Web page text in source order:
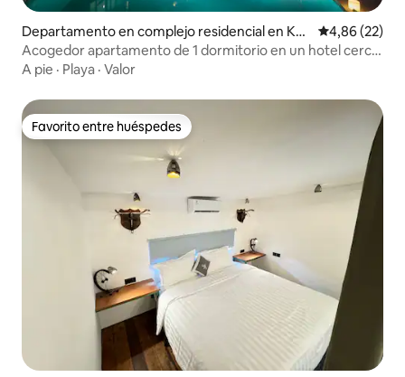
Departamento en complejo residencial en Kec
amatan Kuta Utara
Calificación
4,86 (22)
Acogedor apartamento de 1 dormitorio en un hotel cerca
de la playa.
A pie · Playa · Valor
Favorito entre huéspedes
Favorito entre huéspedes